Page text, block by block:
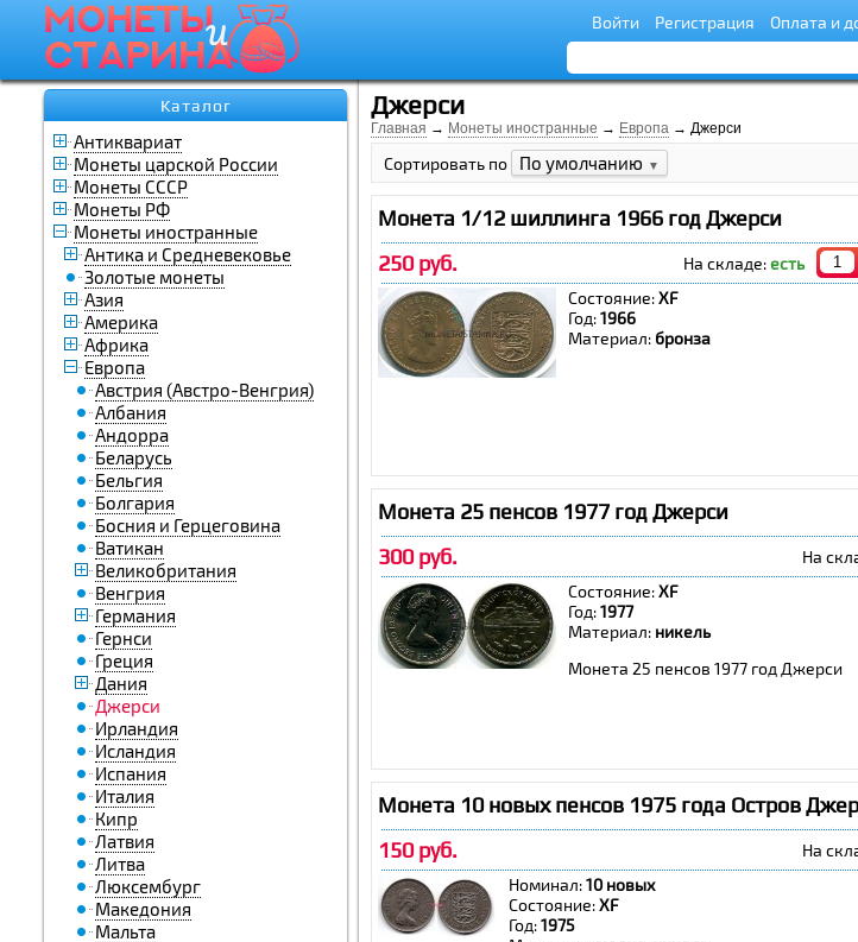
Войти Регистрация Оплата и
Каталог
Антиквариат
Монеты царской России
Монеты СССР
Монеты РФ
Монеты иностранные
Антика и Средневековье
Золотые монеты
Азия
Америка
Африка
Европа
Австрия (Австро-Венгрия)
Албания
Андорра
Беларусь
Бельгия
Болгария
Босния и Герцеговина
Ватикан
Великобритания
Венгрия
Германия
Гернси
Греция
Дания
Джерси
Ирландия
Исландия
Испания
Италия
Кипр
Латвия
Литва
Люксембург
Македония
Мальта
Джерси
Главная → Монеты иностранные → Европа → Джерси
Сортировать по По умолчанию ▼
Монета 1/12 шиллинга 1966 год Джерси
250 руб.
На складе:есть
Состояние:XF
Год:1966
Материал: бронза
Монета 25 пенсов 1977 год Джерси
300 руб.
На
Состояние:XF
Год:1977
Материал: никель
Монета 25 пенсов 1977 год Джерси
Монета 10 новых пенсов 1975 года Остров
150 руб.
На
Номинал:10 новых
Состояние:ХF
Год:1975